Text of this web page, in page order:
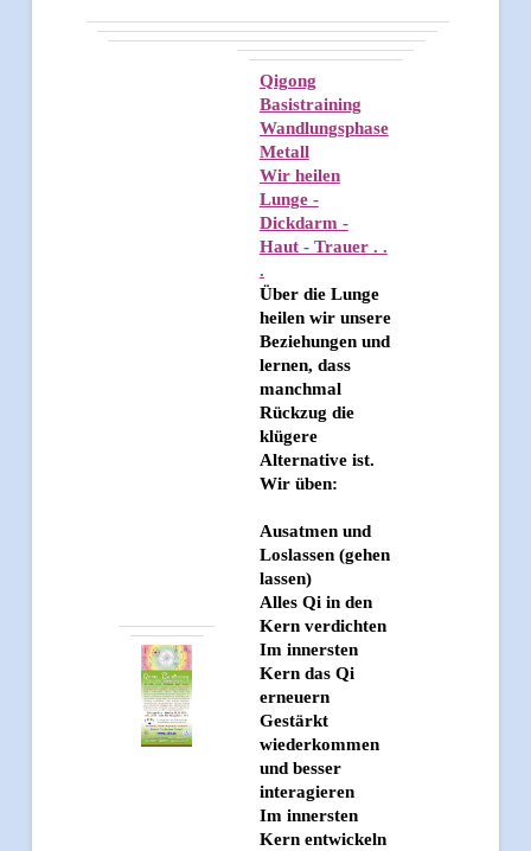
Qigong
Basistraining
Wandlungsphase
Metall
Wir heilen
Lunge -
Dickdarm -
Haut - Trauer . .
.
Über die Lunge
heilen wir unsere
Beziehungen und
lernen, dass
manchmal
Rückzug die
klügere
Alternative ist.
Wir üben:
Ausatmen und
Loslassen (gehen
lassen)
Alles Qi in den
Kern verdichten
Im innersten
Kern das Qi
erneuern
Gestärkt
wiederkommen
und besser
interagieren
Im innersten
Kern entwickeln